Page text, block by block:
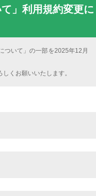
」利用規約変更に
ついて」の一部を2025年12月
くお願いいたします。